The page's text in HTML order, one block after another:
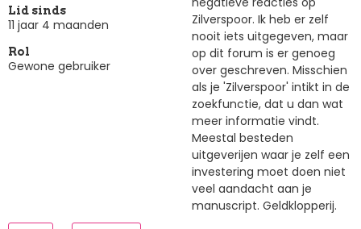
Lid sinds
11 jaar 4 maanden
Rol
Gewone gebruiker
Zilverspoor. Ik heb er zelf
nooit iets uitgegeven, maar
op dit forum is er genoeg
over geschreven. Misschien
als je 'Zilverspoor' intikt in de
zoekfunctie, dat u dan wat
meer informatie vindt.
Meestal besteden
uitgeverijen waar je zelf een
investering moet doen niet
veel aandacht aan je
manuscript. Geldklopperij.